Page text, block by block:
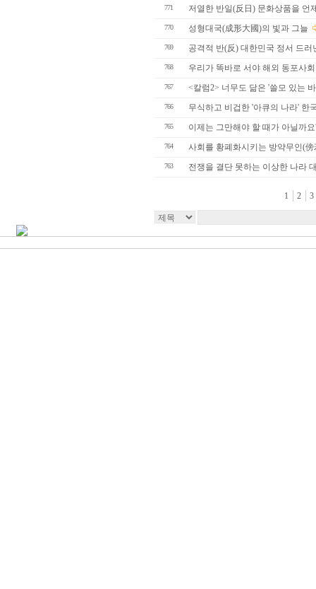
771 저열한 반일(反日) 문화상품을
770 성형대국(成形大國)의 빛과 그늘
769 공격적 반(反) 대한민국 정서 드러
768 우리가 똑바로 서야 해외 동포사
767 <칼럼2> 너무도 닮은 '쓸모 있는
766 무식하고 비겁한 '아큐의 나라' 한
765 이제는 그만해야 할 때가 아닐까
764 사회를 황폐화시키는 방약무인(
763 전쟁을 결단 못하는 이상한 나라
1 2 3